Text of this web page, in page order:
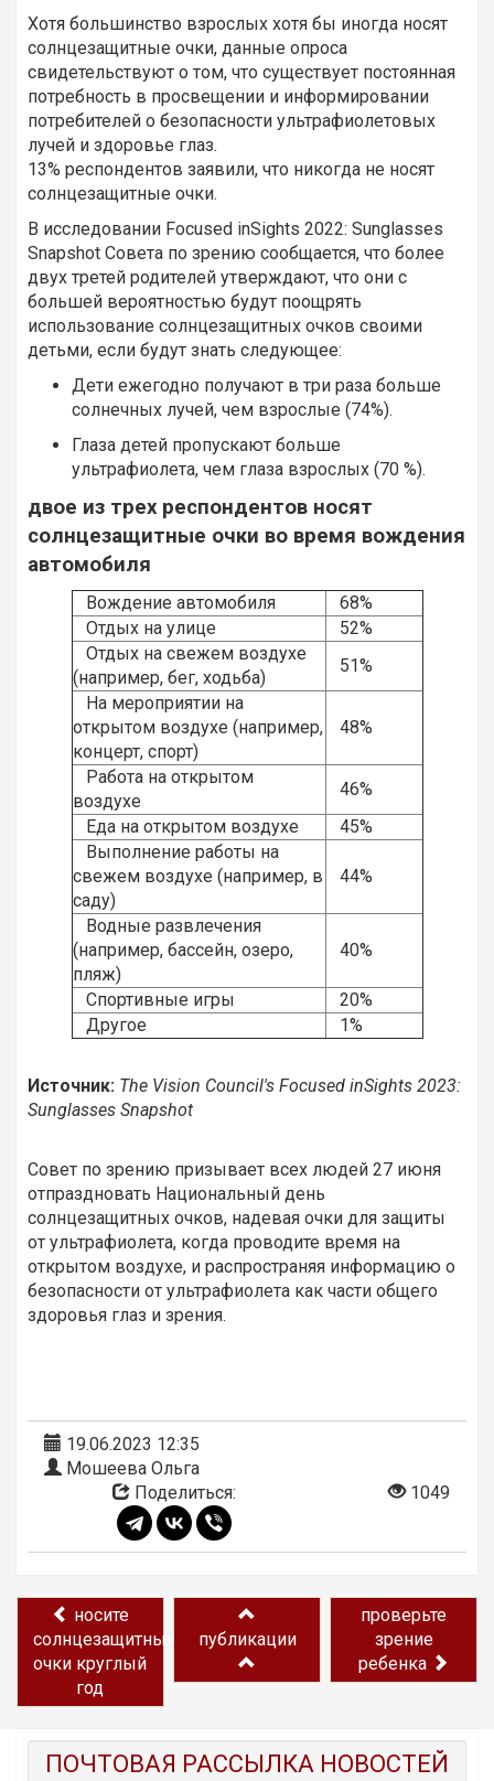
Хотя большинство взрослых хотя бы иногда носят
солнцезащитные очки, данные опроса
свидетельствуют о том, что существует постоянная
потребность в просвещении и информировании
потребителей о безопасности ультрафиолетовых
лучей и здоровье глаз.
13% респондентов заявили, что никогда не носят
солнцезащитные очки.
В исследовании Focused inSights 2022: Sunglasses
Snapshot Совета по зрению сообщается, что более
двух третей родителей утверждают, что они с
большей вероятностью будут поощрять
использование солнцезащитных очков своими
детьми, если будут знать следующее:
Дети ежегодно получают в три раза больше
солнечных лучей, чем взрослые (74%).
Глаза детей пропускают больше
ультрафиолета, чем глаза взрослых (70 %).
двое из трех респондентов носят
солнцезащитные очки во время вождения
автомобиля
Вождение автомобиля
68%
Отдых на улице
52%
Отдых на свежем воздухе
(например, бег, ходьба)
51%
На мероприятии на
открытом воздухе (например,
концерт, спорт)
48%
Работа на открытом
воздухе
46%
Еда на открытом воздухе
45%
Выполнение работы на
свежем воздухе (например, в
саду)
44%
Водные развлечения
(например, бассейн, озеро,
пляж)
40%
Спортивные игры
20%
Другое
1%
Источник: The Vision Council's Focused inSights 2023:
Sunglasses Snapshot
Совет по зрению призывает всех людей 27 июня
отпраздновать Национальный день
солнцезащитных очков, надевая очки для защиты
от ультрафиолета, когда проводите время на
открытом воздухе, и распространяя информацию о
безопасности от ультрафиолета как части общего
здоровья глаз и зрения.
19.06.2023 12:35
Мошеева Ольга
Поделиться:
1049
носите
солнцезащитных
очки круглый
год
публикации
проверьте
зрение
ребенка
ПОЧТОВАЯ РАССЫЛКА НОВОСТЕЙ